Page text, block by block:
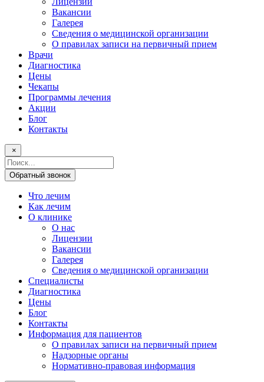
Вакансии
Галерея
Сведения о медицинской организации
О правилах записи на первичный прием
Врачи
Диагностика
Цены
Чекапы
Программы лечения
Акции
Блог
Контакты
×
Поисковый
запрос
Обратный звонок
Что лечим
Как лечим
О клинике
О нас
Лицензии
Вакансии
Галерея
Сведения о медицинской организации
Специалисты
Диагностика
Цены
Блог
Контакты
Информация для пациентов
О правилах записи на первичный прием
Надзорные органы
Нормативно-правовая информация